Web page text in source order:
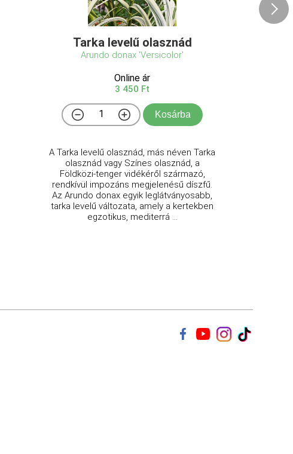
Tarka levelű olasznád
Arundo donax 'Versicolor'
Online ár
3 450 Ft
Kosárba
A Tarka levelű olasznád, más néven Tarka
olasznád vagy Színes olasznád, a
Földközi-tenger vidékéről származó,
rendkívül impozáns megjelenésű díszfű.
Az Arundo donax egyik leglátványosabb,
tarka levelű változata, amely a kertekben
egzotikus, mediterrá ...